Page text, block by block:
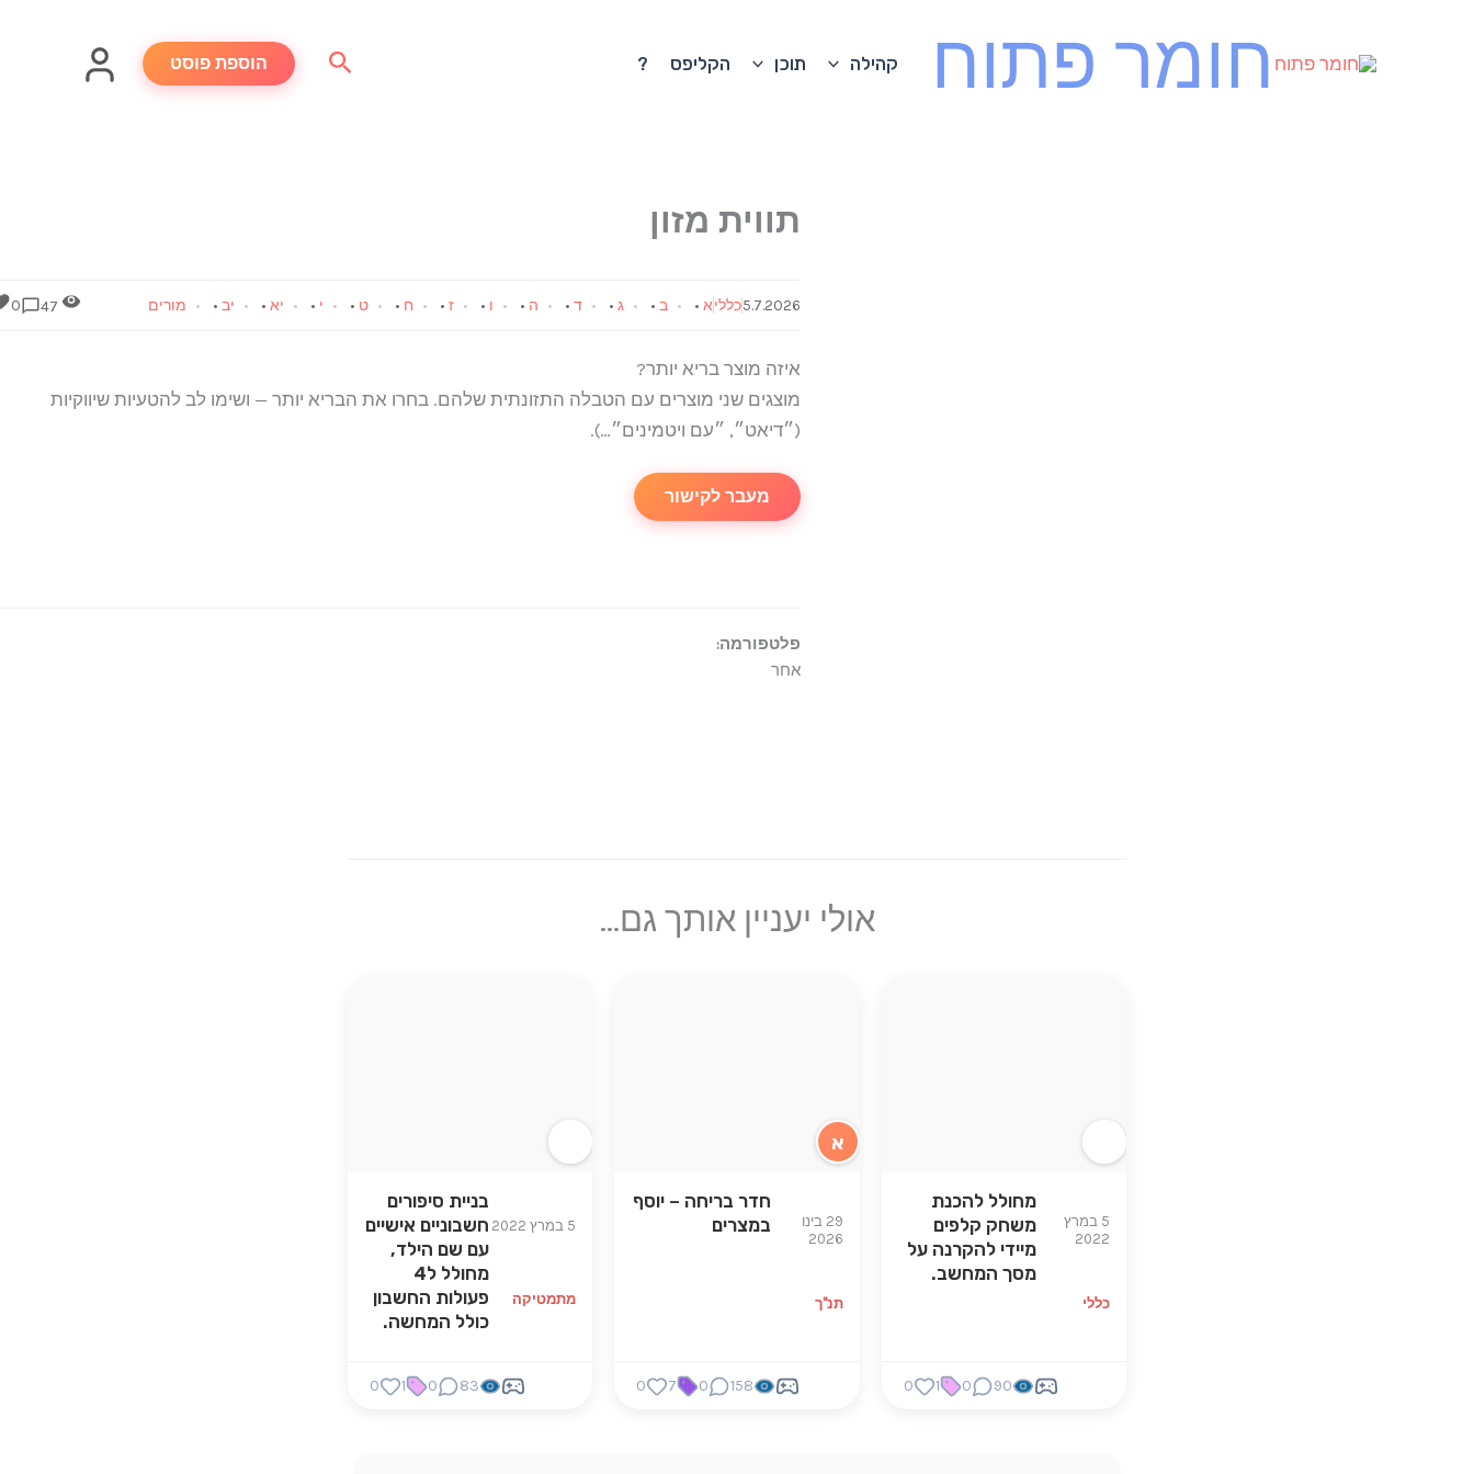
חומר פתוח קהילה תוכן הקליפס ? חיפוש הוספת פוסט
תווית מזון
5.7.2026כלליא • ב • ג • ד • ה • ו • ז • ח • ט • י • יא • יב • מורים 0
איזה מוצר בריא יותר?
מוצגים שני מוצרים עם הטבלה התזונתית שלהם. בחרו את הבריא יותר — ושימו לב להטעיות שיווקיות
(״דיאט״, ״עם ויטמינים״…).
מעבר לקישור
פלטפורמה:
אחר
אולי יעניין אותך גם...
5 במרץ
2022
כללי
מחולל להכנת
משחק קלפים
מיידי להקרנה על
מסך המחשב.
90
0
1
0
א
29 בינו
2026
תנ"ך
חדר בריחה – יוסף
במצרים
158
0
7
0
5 במרץ 2022
מתמטיקה
בניית סיפורים
חשבוניים אישיים
עם שם הילד,
מחולל ל4
פעולות החשבון
כולל המחשה.
83
0
1
0